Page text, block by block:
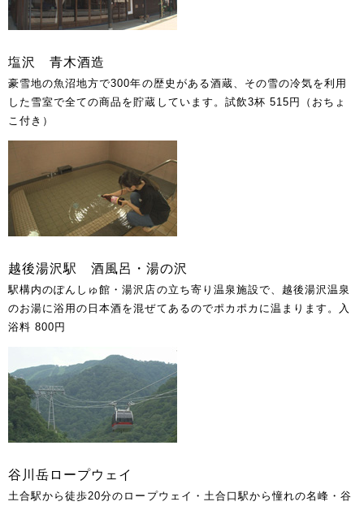
塩沢 青木酒造
豪雪地の魚沼地方で300年の歴史がある酒蔵、その雪の冷気を利用
した雪室で全ての商品を貯蔵しています。試飲3杯 515円（おちょ
こ付き）
越後湯沢駅 酒風呂・湯の沢
駅構内のぽんしゅ館・湯沢店の立ち寄り温泉施設で、越後湯沢温泉
のお湯に浴用の日本酒を混ぜてあるのでポカポカに温まります。入
浴料 800円
谷川岳ロープウェイ
土合駅から徒歩20分のロープウェイ・土合口駅から憧れの名峰・谷